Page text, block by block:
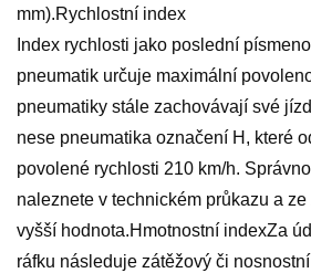
mm).Rychlostní index
Index rychlosti jako poslední
pneumatik určuje maximální
pneumatiky stále zachovávají své
nese pneumatika označení H, které
povolené rychlosti 210 km/h.
naleznete v technickém průkazu a
vyšší hodnota.Hmotnostní indexZa
ráfku následuje zátěžový či